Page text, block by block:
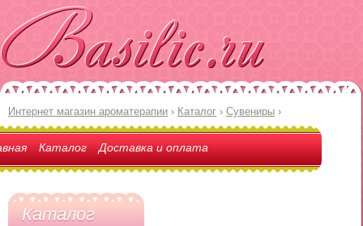
Интернет магазин ароматерапии › Каталог › Сувениры ›
Каталог Доставка и оплата
Каталог